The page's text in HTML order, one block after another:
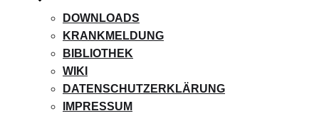
DOWNLOADS
KRANKMELDUNG
BIBLIOTHEK
WIKI
DATENSCHUTZERKLÄRUNG
IMPRESSUM